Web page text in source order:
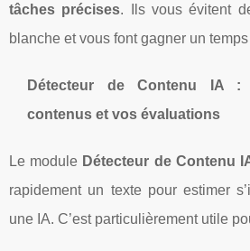
tâches précises. Ils vous évitent
blanche et vous font gagner un
Détecteur de Contenu IA :
contenus et vos évaluations
Le module Détecteur de Contenu
rapidement un texte pour estimer
une IA. C’est particulièrement utile